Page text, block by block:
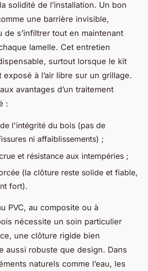
solidité de l’installation. Un bon
une barrière invisible,
de s’infiltrer tout en maintenant
lamelle. Cet entretien
surtout lorsque le kit
à l’air libre sur un grillage.
avantages d’un traitement
:
l'intégrité du bois (pas de
ni affaiblissements) ;
et résistance aux intempéries ;
(la clôture reste solide et fiable,
fort).
PVC, au composite ou à
nécessite un soin particulier
une clôture rigide bien
aussi robuste que design. Dans
naturels comme l’eau, les